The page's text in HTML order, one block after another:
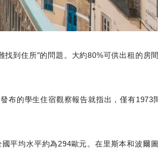
到住所”的問題。大約80%可供出租的房
布的學生住宿觀察報告就指出，僅有1973
平均水平約為294歐元。在里斯本和波爾